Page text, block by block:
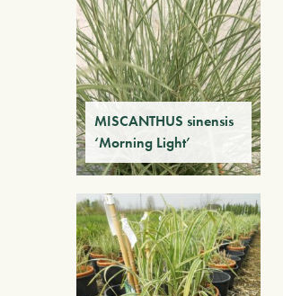
MISCANTHUS sinensis
‘Morning Light’